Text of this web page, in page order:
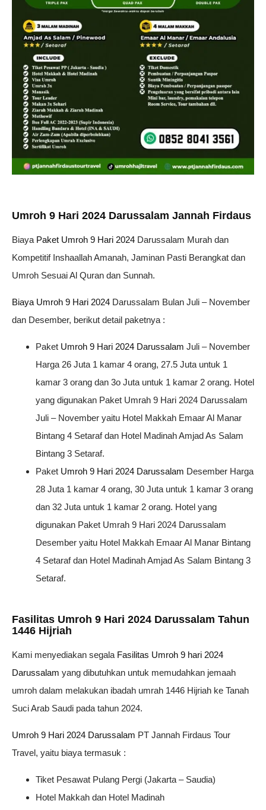
Umroh 9 Hari 2024 Darussalam Jannah Firdaus
Biaya Paket Umroh 9 Hari 2024 Darussalam Murah dan
Kompetitif Inshaallah Amanah, Jaminan Pasti Berangkat dan
Umroh Sesuai Al Quran dan Sunnah.
Biaya Umroh 9 Hari 2024 Darussalam Bulan Juli – November
dan Desember, berikut detail paketnya :
Paket Umroh 9 Hari 2024 Darussalam Juli – November
Harga 26 Juta 1 kamar 4 orang, 27.5 Juta untuk 1
kamar 3 orang dan 3o Juta untuk 1 kamar 2 orang. Hotel
yang digunakan Paket Umrah 9 Hari 2024 Darussalam
Juli – November yaitu Hotel Makkah Emaar Al Manar
Bintang 4 Setaraf dan Hotel Madinah Amjad As Salam
Bintang 3 Setaraf.
Paket Umroh 9 Hari 2024 Darussalam Desember Harga
28 Juta 1 kamar 4 orang, 30 Juta untuk 1 kamar 3 orang
dan 32 Juta untuk 1 kamar 2 orang. Hotel yang
digunakan Paket Umrah 9 Hari 2024 Darussalam
Desember yaitu Hotel Makkah Emaar Al Manar Bintang
4 Setaraf dan Hotel Madinah Amjad As Salam Bintang 3
Setaraf.
Fasilitas Umroh 9 Hari 2024 Darussalam Tahun
1446 Hijriah
Kami menyediakan segala Fasilitas Umroh 9 hari 2024
Darussalam yang dibutuhkan untuk memudahkan jemaah
umroh dalam melakukan ibadah umrah 1446 Hijriah ke Tanah
Suci Arab Saudi pada tahun 2024.
Umroh 9 Hari 2024 Darussalam PT Jannah Firdaus Tour
Travel, yaitu biaya termasuk :
Tiket Pesawat Pulang Pergi (Jakarta – Saudia)
Hotel Makkah dan Hotel Madinah